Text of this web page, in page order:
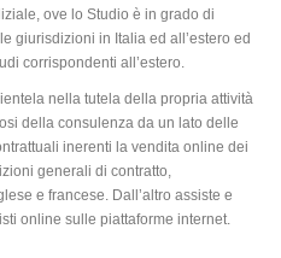
ove lo Studio è in grado di
giurisdizioni in Italia ed all’estero ed
corrispondenti all’estero.
nella tutela della propria attività
della consulenza da un lato delle
inerenti la vendita online dei
generali di contratto,
e francese. Dall’altro assiste e
online sulle piattaforme internet.